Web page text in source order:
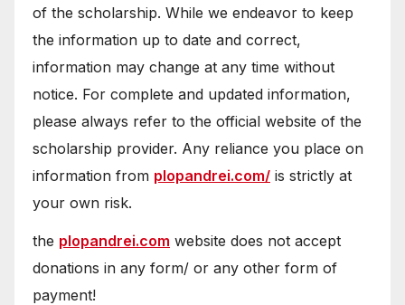
of the scholarship. While we endeavor to keep
the information up to date and correct,
information may change at any time without
notice. For complete and updated information,
please always refer to the official website of the
scholarship provider. Any reliance you place on
information from plopandrei.com/ is strictly at
your own risk.
the plopandrei.com website does not accept
donations in any form/ or any other form of
payment!